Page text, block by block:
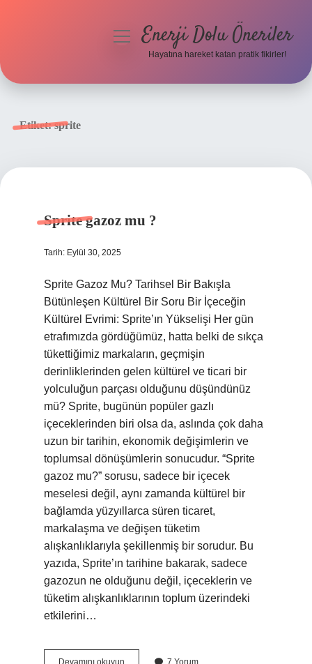
menüyüEnerji Dolu Öneriler
Hayatına hareket katan pratik fikirler!
Etiket:sprite
Sprite gazoz mu ?
Tarih: Eylül 30, 2025
Sprite Gazoz Mu? Tarihsel Bir Bakışla
Bütünleşen Kültürel Bir Soru Bir İçeceğin
Kültürel Evrimi: Sprite’ın Yükselişi Her gün
etrafımızda gördüğümüz, hatta belki de sıkça
tükettiğimiz markaların, geçmişin
derinliklerinden gelen kültürel ve ticari bir
yolculuğun parçası olduğunu düşündünüz
mü? Sprite, bugünün popüler gazlı
içeceklerinden biri olsa da, aslında çok daha
uzun bir tarihin, ekonomik değişimlerin ve
toplumsal dönüşümlerin sonucudur. “Sprite
gazoz mu?” sorusu, sadece bir içecek
meselesi değil, aynı zamanda kültürel bir
bağlamda yüzyıllarca süren ticaret,
markalaşma ve değişen tüketim
alışkanlıklarıyla şekillenmiş bir sorudur. Bu
yazıda, Sprite’ın tarihine bakarak, sadece
gazozun ne olduğunu değil, içeceklerin ve
tüketim alışkanlıklarının toplum üzerindeki
etkilerini…
Devamını okuyun 7 Yorum